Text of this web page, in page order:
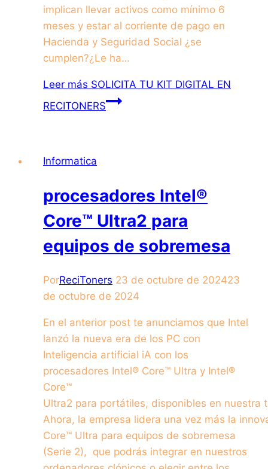
implican llevar activos como mínimo 6
meses y estar al corriente de pago en
Hacienda y Seguridad Social ¿se
cumplen?¿Le ha…
Leer más SOLICITA TU KIT DIGITAL EN
RECITONERS
Informatica
procesadores Intel®
Core™ Ultra2 para
equipos de sobremesa
PorReciToners 23 de octubre de 202423
de octubre de 2024
En el anterior post te anunciamos que Intel
lanzó la nueva era de los PC con
Inteligencia artificial iA con los
procesadores Intel® Core™ Ultra y Intel®
Core™
Ultra2 para portátiles, disponibles en nuestra
Ahora, la empresa lidera una vez más la
Core™ Ultra para equipos de sobremesa
(Serie 2), que podrás integrar en nuestros